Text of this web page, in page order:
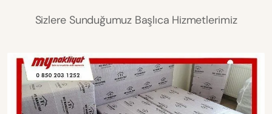
Sizlere Sunduğumuz Başlıca Hizmetlerimiz